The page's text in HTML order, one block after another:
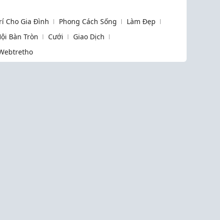
Cho Gia Đình Phong Cách Sống
Làm Đẹp
Bàn Tròn
Cưới
Giao Dịch